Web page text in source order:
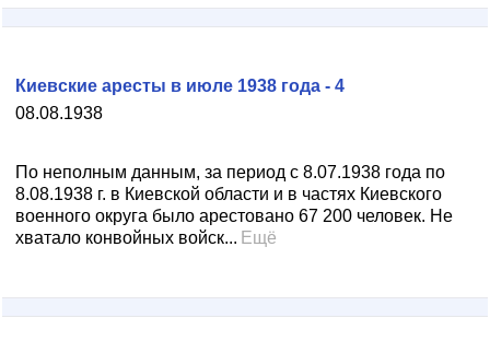
08.08.1938
Киевские аресты в июле 1938 года - 4
По неполным данным, за период с 8.07.1938 года по
8.08.1938 г. в Киевской области и в частях Киевского
военного округа было арестовано 67 200 человек. Не
хватало конвойных войск... Ещё